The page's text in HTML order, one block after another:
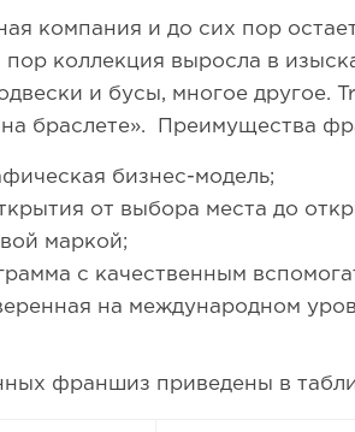
компания и до сих пор
пор коллекция выросла в
и бусы, многое другое.
браслете». Преимущества
бизнес-модель;
от выбора места до
маркой;
с качественным
на международном
франшиз приведены в